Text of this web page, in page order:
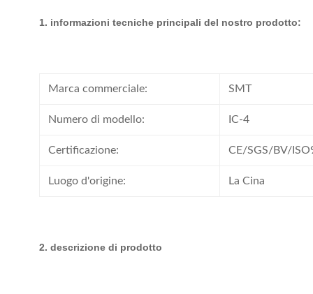
1. informazioni tecniche principali del nostro prodotto:
Marca commerciale: SMT
Numero di modello: IC-4
Certificazione: CE/SGS/BV/
Luogo d'origine: La Cina
2. descrizione di prodotto